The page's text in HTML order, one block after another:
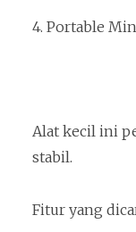
4. Portable
Alat kecil ini
stabil.
Fitur yang